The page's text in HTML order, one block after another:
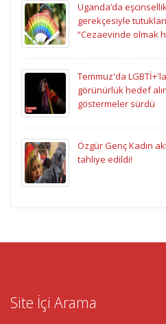
Uganda’da
gerekçesiyle
“Cezaevinde olmak
Temmuz'da
görünürlük hedef
göstermeler sürdü
Özgür Genç Kadın
tahliye edildi!
Site İçi Arama